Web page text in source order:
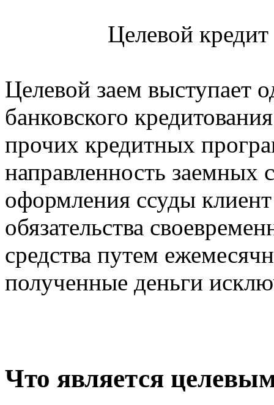
Целевой
Целевой заем выступает
банковского
прочих кредитных
направленность заемных
оформления ссуды клиент
обязательства
средства путем
полученные деньги
Что является